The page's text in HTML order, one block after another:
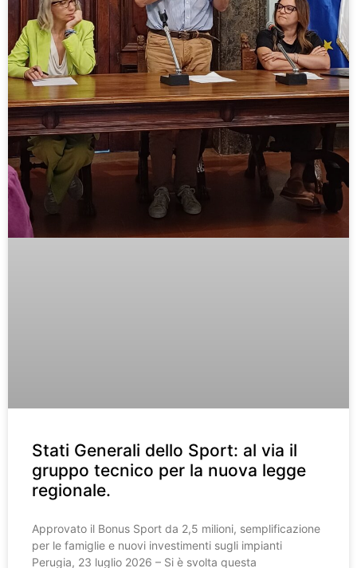
Stati Generali dello Sport: al via il
gruppo tecnico per la nuova legge
regionale.
Approvato il Bonus Sport da 2,5 milioni, semplificazione
per le famiglie e nuovi investimenti sugli impianti
Perugia, 23 luglio 2026 – Si è svolta questa